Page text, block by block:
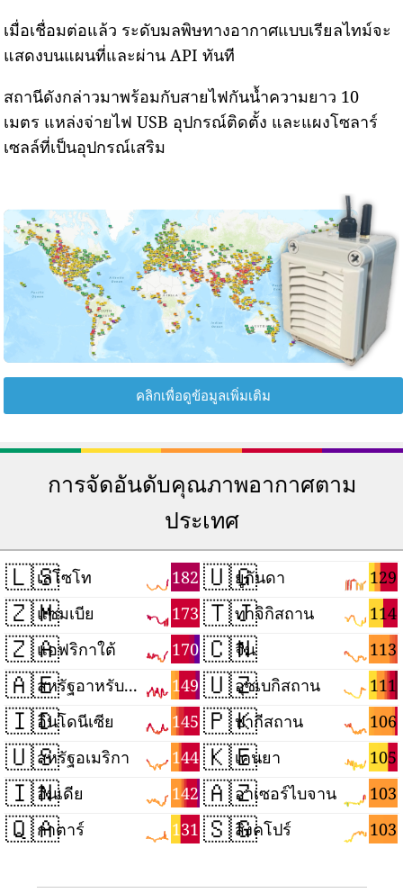
เมื่อเชื่อมต่อแล้ว ระดับมลพิษทางอากาศแบบเรียลไทม์จะ
แสดงบนแผนที่และผ่าน API ทันที
สถานีดังกล่าวมาพร้อมกับสายไฟกันน้ำความยาว 10
เมตร แหล่งจ่ายไฟ USB อุปกรณ์ติดตั้ง และแผงโซลาร์
เซลล์ที่เป็นอุปกรณ์เสริม
คลิกเพื่อดูข้อมูลเพิ่มเติม
การจัดอันดับคุณภาพอากาศตาม
ประเทศ
🇱🇸 182
เลโซโท
🇿🇲 173
แซมเบีย
🇿🇦 170
แอฟริกาใต้
🇦🇪 149
สหรัฐอาหรับเอมิเรตส์
🇮🇩 145
อินโดนีเซีย
🇺🇸 144
สหรัฐอเมริกา
🇮🇳 142
อินเดีย
🇶🇦 131
กาตาร์
🇺🇬 129
ยูกันดา
🇹🇯 114
ทาจิกิสถาน
🇨🇳 113
จีน
🇺🇿 111
อุซเบกิสถาน
🇵🇰 106
ปากีสถาน
🇰🇪 105
เคนยา
🇦🇿 103
อาเซอร์ไบจาน
🇸🇬 103
สิงคโปร์